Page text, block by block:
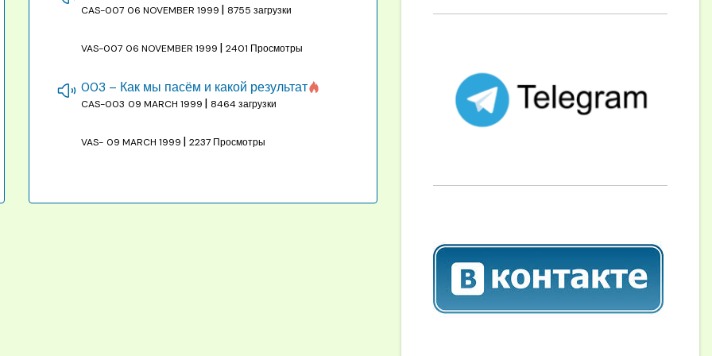
CAS-007 06 NOVEMBER 1999 | 8755 загрузки
VAS-007 06 NOVEMBER 1999 |2401 Просмотры
003 – Как мы пасём и какой результат
CAS-003 09 MARCH 1999 | 8464 загрузки
VAS- 09 MARCH 1999 |2237 Просмотры